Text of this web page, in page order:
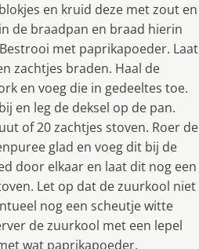
en kruid deze met zout en
de braadpan en braad hierin
met paprikapoeder. Laat
zachtjes braden. Haal de
en voeg die in gedeeltes toe.
en leg de deksel op de pan.
of 20 zachtjes stoven. Roer de
glad en voeg dit bij de
door elkaar en laat dit nog een
Let op dat de zuurkool niet
nog een scheutje witte
de zuurkool met een lepel
wat paprikapoeder.